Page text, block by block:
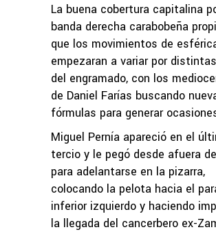
La buena cobertura capitalina
banda derecha carabobeña
que los movimientos de
empezaran a variar por
del engramado, con los
de Daniel Farías buscando
fórmulas para generar
Miguel Pernía apareció en el
tercio y le pegó desde afuera
para adelantarse en la pizarra,
colocando la pelota hacia el
inferior izquierdo y haciendo
la llegada del cancerbero ex-